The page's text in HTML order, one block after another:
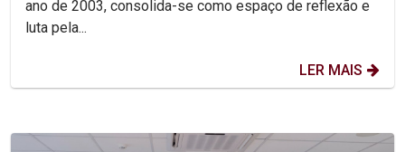
ano de 2003, consolida-se como espaço de reflexão e
luta pela...
LER MAIS